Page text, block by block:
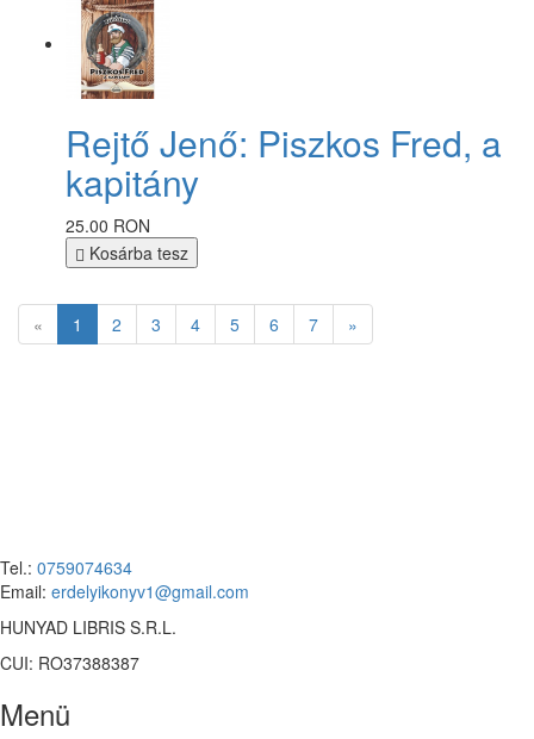
Rejtő Jenő: Piszkos Fred, a
kapitány
25.00 RON
Kosárba tesz
« 1 2 3 4 5 6 7 »
Tel.: 0759074634
Email: erdelyikonyv1@gmail.com
HUNYAD LIBRIS S.R.L.
CUI: RO37388387
Menü